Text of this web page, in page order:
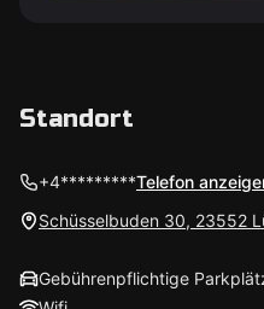
Standort
+4*********Telefon
Schüsselbuden 30, 23552
Gebührenpflichtige